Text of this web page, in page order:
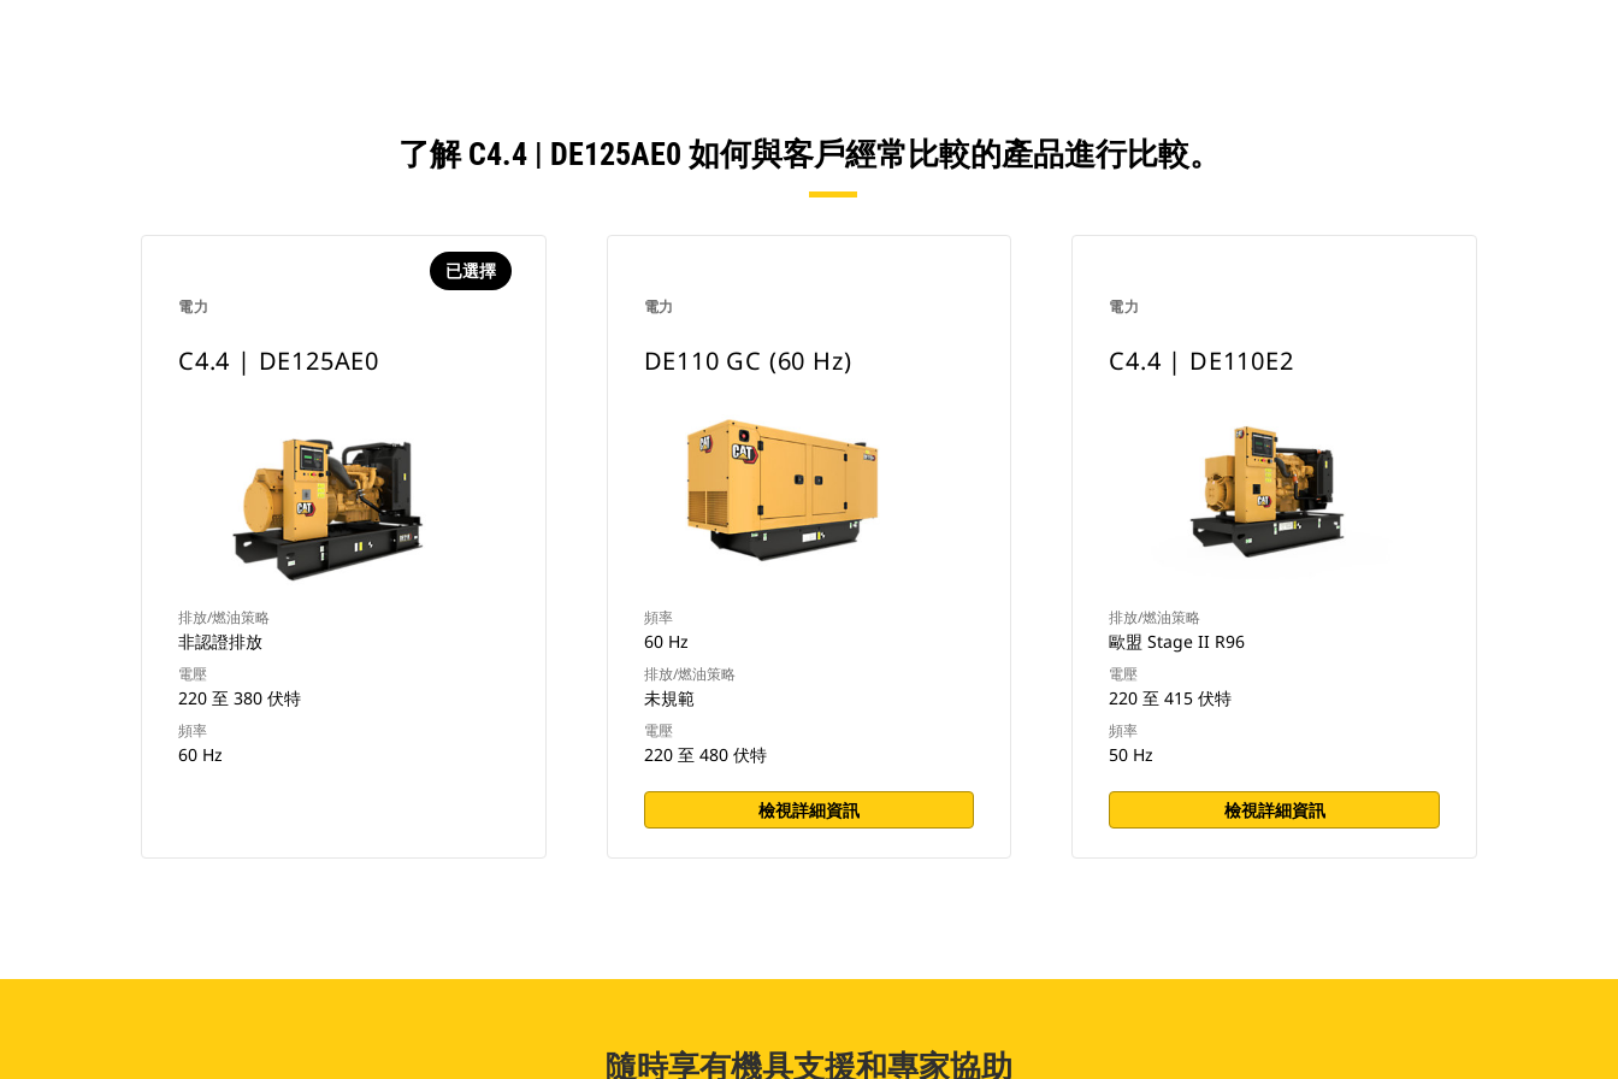
了解 C4.4 | DE125AE0 如何與客戶經常比較的產品進行比較。
電力
已選擇
C4.4 | DE125AE0
排放/燃油策略
非認證排放
電壓
220 至 380 伏特
頻率
60 Hz
電力
DE110 GC (60 Hz)
頻率
60 Hz
排放/燃油策略
未規範
電壓
220 至 480 伏特
檢視詳細資訊
電力
C4.4 | DE110E2
排放/燃油策略
歐盟 Stage II R96
電壓
220 至 415 伏特
頻率
50 Hz
檢視詳細資訊
隨時享有機具支援和專家協助